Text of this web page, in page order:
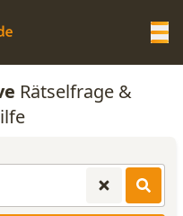
HILFE
Rätselfrage &